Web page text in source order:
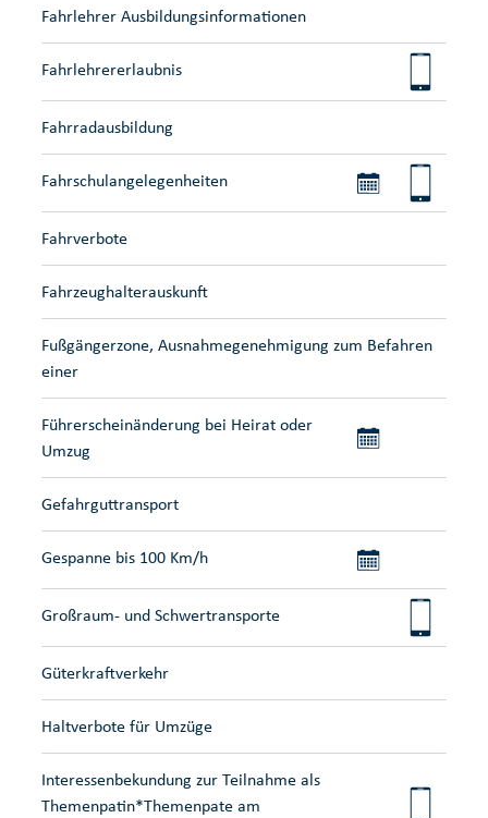
Fahrlehrer Ausbildungsinformationen
Fahrlehrererlaubnis
Fahrradausbildung
Fahrschulangelegenheiten
Fahrverbote
Fahrzeughalterauskunft
Fußgängerzone, Ausnahmegenehmigung zum Befahren
einer
Führerscheinänderung bei Heirat oder
Umzug
Gefahrguttransport
Gespanne bis 100 Km/h
Großraum- und Schwertransporte
Güterkraftverkehr
Haltverbote für Umzüge
Interessenbekundung zur Teilnahme als
Themenpatin*Themenpate am